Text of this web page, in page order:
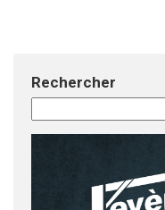
Rechercher